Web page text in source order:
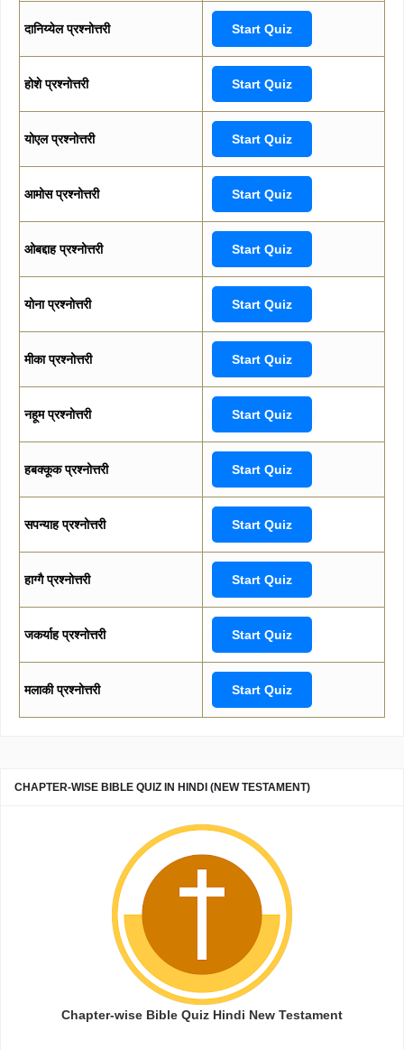
दानिय्येल प्रश्नोत्तरी Start Quiz
होशे प्रश्नोत्तरी Start Quiz
योएल प्रश्नोत्तरी Start Quiz
आमोस प्रश्नोत्तरी Start Quiz
ओबद्दाह प्रश्नोत्तरी Start Quiz
योना प्रश्नोत्तरी Start Quiz
मीका प्रश्नोत्तरी Start Quiz
नहूम प्रश्नोत्तरी Start Quiz
हबक्कूक प्रश्नोत्तरी Start Quiz
सपन्याह प्रश्नोत्तरी Start Quiz
हाग्गै प्रश्नोत्तरी Start Quiz
जकर्याह प्रश्नोत्तरी Start Quiz
मलाकी प्रश्नोत्तरी Start Quiz
CHAPTER-WISE BIBLE QUIZ IN HINDI (NEW TESTAMENT)
Chapter-wise Bible Quiz Hindi New Testament